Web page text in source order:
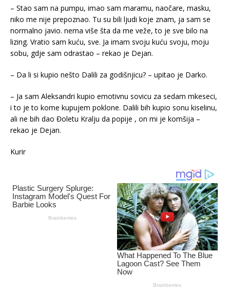
– Stao sam na pumpu, imao sam maramu, naočare, masku,
niko me nije prepoznao. Tu su bili ljudi koje znam, ja sam se
normalno javio. nema više šta da me veže, to je sve bilo na
lizing. Vratio sam kuću, sve. Ja imam svoju kuću svoju, moju
sobu, gdje sam odrastao – rekao je Dejan.
– Da li si kupio nešto Dalili za godišnjicu? – upitao je Darko.
– Ja sam Aleksandri kupio emotivnu sovicu za sedam mkeseci,
i to je to kome kupujem poklone. Dalili bih kupio sonu kiselinu,
ali ne bih dao Đoletu Kralju da popije , on mi je komšija –
rekao je Dejan.
Kurir